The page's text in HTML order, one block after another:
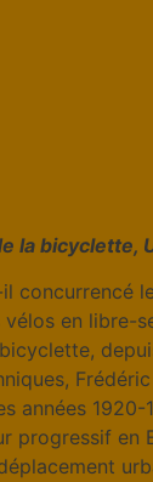
la bicyclette,
concurrencé
en libre-
années
progressif en